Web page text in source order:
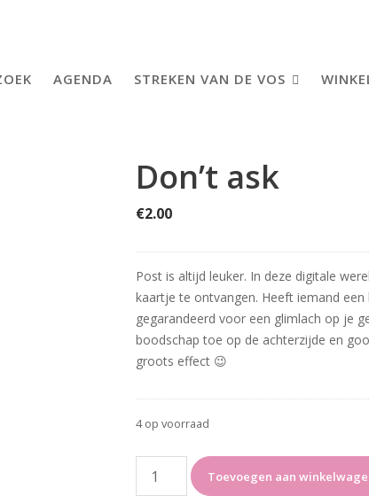
AGENDA STREKEN VAN DE VOS
Don’t ask
€2.00
Post is altijd leuker. In deze digitale
kaartje te ontvangen. Heeft iemand
gegarandeerd voor een glimlach op je
boodschap toe op de achterzijde en
groots effect 😉
4 op voorraad
ask
Toevoegen aan